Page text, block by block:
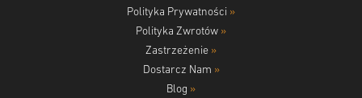
Polityka Prywatności »
Polityka Zwrotów »
Zastrzeżenie »
Dostarcz Nam »
Blog »